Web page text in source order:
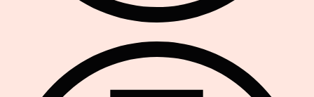
Strassenbahn Haltestelle